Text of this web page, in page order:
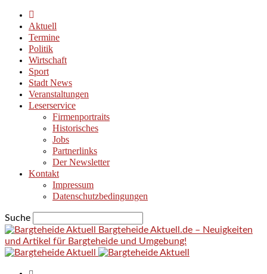
Aktuell
Termine
Politik
Wirtschaft
Sport
Stadt News
Veranstaltungen
Leserservice
Firmenportraits
Historisches
Jobs
Partnerlinks
Der Newsletter
Kontakt
Impressum
Datenschutzbedingungen
Suche
Bargteheide Aktuell.de – Neuigkeiten
und Artikel für Bargteheide und Umgebung!